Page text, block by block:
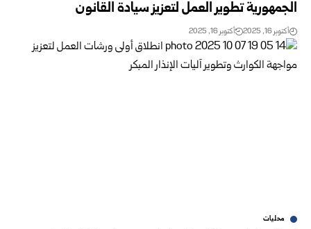
الجمهورية تطوير العمل لتعزيز سيادة القانون
أكتوبر 16, 2025 أكتوبر 16, 2025
محليات